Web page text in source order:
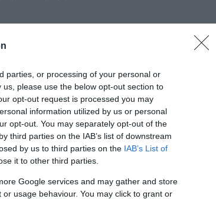
parties, or processing of your personal or
please use the below opt-out section to
opt-out request is processed you may
information utilized by us or personal
opt-out. You may separately opt-out of the
third parties on the IAB’s list of downstream
by us to third parties on the IAB’s List of
it to other third parties.
Google services and may gather and store
usage behaviour. You may click to grant or